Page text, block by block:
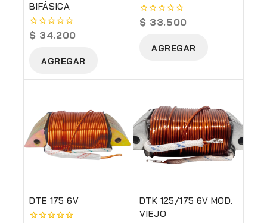
BIFÁSICA
0
out
$ 34.200
AGREGAR
0
out
$ 33.500
AGREGAR
DTE 175 6V
DTK 125/175 6V MOD.
VIEJO